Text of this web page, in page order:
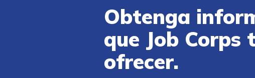
Obtenga
que Job Corps
ofrecer.